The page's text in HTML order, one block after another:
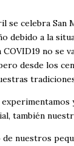
se celebra San
debido a la
no se
desde los
también
de nuestros